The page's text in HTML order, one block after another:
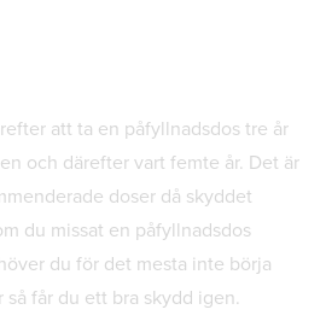
att ta en påfyllnadsdos tre år
och därefter vart femte år. Det är
doser då skyddet
du missat en påfyllnadsdos
du för det mesta inte börja
får du ett bra skydd igen.